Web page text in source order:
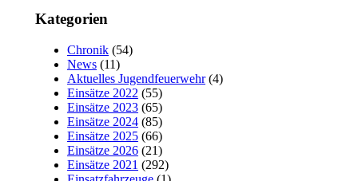
Kategorien
Chronik (54)
News (11)
Aktuelles Jugendfeuerwehr(4)
Einsätze 2022 (55)
Einsätze 2023 (65)
Einsätze 2024 (85)
Einsätze 2025 (66)
Einsätze 2026 (21)
Einsätze 2021 (292)